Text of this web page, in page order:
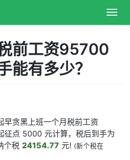
前工资95700
能有多少？
早贪黑上班一个月税前工资
征点 5000 元计算，税后到手为
个税 24154.77 元! (新个税在